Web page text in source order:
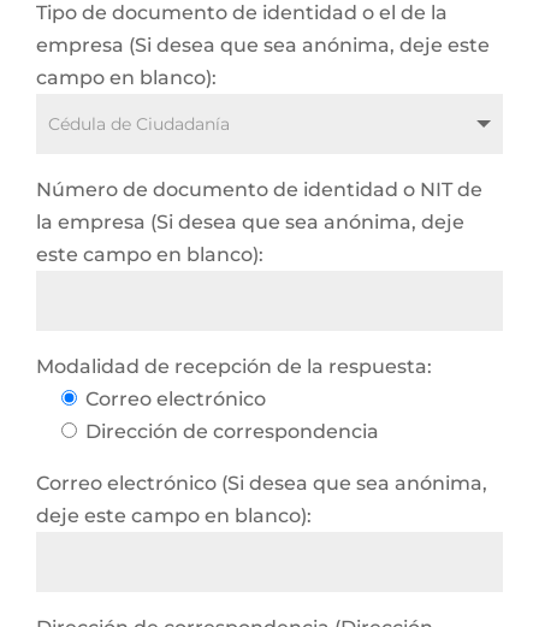
Tipo de documento de identidad o el de la
empresa (Si desea que sea anónima, deje este
campo en blanco):
Número de documento de identidad o NIT de
la empresa (Si desea que sea anónima, deje
este campo en blanco):
Modalidad de recepción de la respuesta:
Correo electrónico
Dirección de correspondencia
Correo electrónico (Si desea que sea anónima,
deje este campo en blanco):